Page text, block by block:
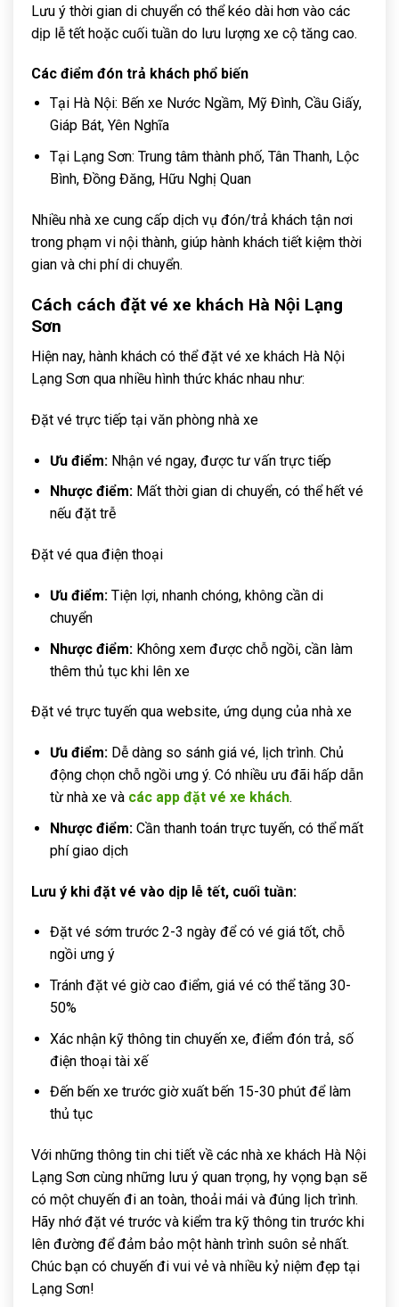
Lưu ý thời gian di chuyển có thể kéo dài hơn vào các
dịp lễ tết hoặc cuối tuần do lưu lượng xe cộ tăng cao.
Các điểm đón trả khách phổ biến
Tại Hà Nội: Bến xe Nước Ngầm, Mỹ Đình, Cầu Giấy,
Giáp Bát, Yên Nghĩa
Tại Lạng Sơn: Trung tâm thành phố, Tân Thanh, Lộc
Bình, Đồng Đăng, Hữu Nghị Quan
Nhiều nhà xe cung cấp dịch vụ đón/trả khách tận nơi
trong phạm vi nội thành, giúp hành khách tiết kiệm thời
gian và chi phí di chuyển.
Cách cách đặt vé xe khách Hà Nội Lạng
Sơn
Hiện nay, hành khách có thể đặt vé xe khách Hà Nội
Lạng Sơn qua nhiều hình thức khác nhau như:
Đặt vé trực tiếp tại văn phòng nhà xe
Ưu điểm:Nhận vé ngay, được tư vấn trực tiếp
Nhược điểm:Mất thời gian di chuyển, có thể hết vé
nếu đặt trễ
Đặt vé qua điện thoại
Ưu điểm:Tiện lợi, nhanh chóng, không cần di
chuyển
Nhược điểm:Không xem được chỗ ngồi, cần làm
thêm thủ tục khi lên xe
Đặt vé trực tuyến qua website, ứng dụng của nhà xe
Ưu điểm:Dễ dàng so sánh giá vé, lịch trình. Chủ
động chọn chỗ ngồi ưng ý. Có nhiều ưu đãi hấp dẫn
từ nhà xe và các app đặt vé xe khách.
Nhược điểm:Cần thanh toán trực tuyến, có thể mất
phí giao dịch
Lưu ý khi đặt vé vào dịp lễ tết, cuối tuần:
Đặt vé sớm trước 2-3 ngày để có vé giá tốt, chỗ
ngồi ưng ý
Tránh đặt vé giờ cao điểm, giá vé có thể tăng 30-
50%
Xác nhận kỹ thông tin chuyến xe, điểm đón trả, số
điện thoại tài xế
Đến bến xe trước giờ xuất bến 15-30 phút để làm
thủ tục
Với những thông tin chi tiết về các nhà xe khách Hà Nội
Lạng Sơn cùng những lưu ý quan trọng, hy vọng bạn sẽ
có một chuyến đi an toàn, thoải mái và đúng lịch trình.
Hãy nhớ đặt vé trước và kiểm tra kỹ thông tin trước khi
lên đường để đảm bảo một hành trình suôn sẻ nhất.
Chúc bạn có chuyến đi vui vẻ và nhiều kỷ niệm đẹp tại
Lạng Sơn!